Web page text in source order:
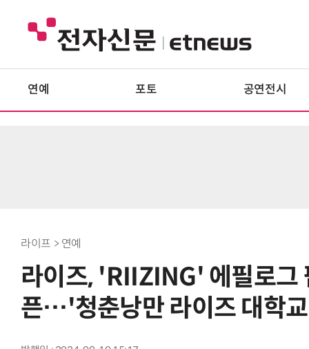
연예 포토 공연전시
라이프 > 연예
라이즈, 'RIIZING' 에필로그
픈…'청춘낭만 라이즈 대학